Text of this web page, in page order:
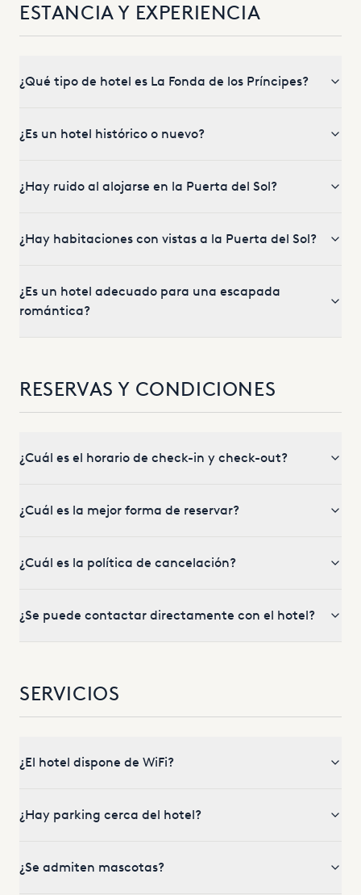
ESTANCIA Y EXPERIENCIA
¿Qué tipo de hotel es La Fonda de los Príncipes?
¿Es un hotel histórico o nuevo?
¿Hay ruido al alojarse en la Puerta del Sol?
¿Hay habitaciones con vistas a la Puerta del Sol?
¿Es un hotel adecuado para una escapada
romántica?
RESERVAS Y CONDICIONES
¿Cuál es el horario de check-in y check-out?
¿Cuál es la mejor forma de reservar?
¿Cuál es la política de cancelación?
¿Se puede contactar directamente con el hotel?
SERVICIOS
¿El hotel dispone de WiFi?
¿Hay parking cerca del hotel?
¿Se admiten mascotas?